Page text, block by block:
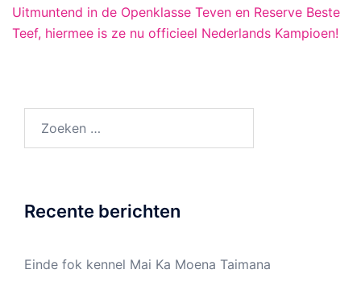
Uitmuntend in de Openklasse Teven en Reserve Beste
Teef, hiermee is ze nu officieel Nederlands Kampioen!
Recente berichten
Einde fok kennel Mai Ka Moena Taimana